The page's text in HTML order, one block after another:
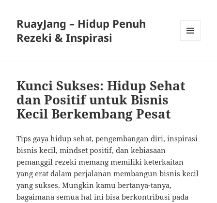
RuayJang – Hidup Penuh
Rezeki & Inspirasi
Kunci Sukses: Hidup Sehat
dan Positif untuk Bisnis
Kecil Berkembang Pesat
Tips gaya hidup sehat, pengembangan diri, inspirasi
bisnis kecil, mindset positif, dan kebiasaan
pemanggil rezeki memang memiliki keterkaitan
yang erat dalam perjalanan membangun bisnis kecil
yang sukses. Mungkin kamu bertanya-tanya,
bagaimana semua hal ini bisa berkontribusi pada